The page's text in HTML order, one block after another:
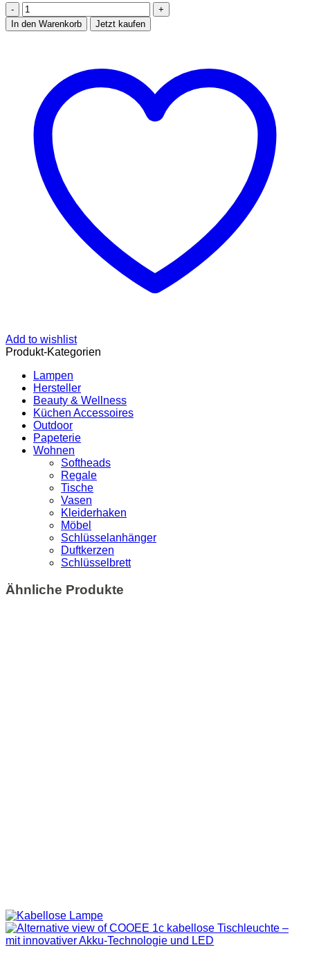
Hans
im
Glück
In den Warenkorb Jetzt kaufen
Add to wishlist
Produkt-Kategorien
Lampen
Hersteller
Beauty & Wellness
Küchen Accessoires
Outdoor
Papeterie
Wohnen
Softheads
Regale
Tische
Vasen
Kleiderhaken
Möbel
Schlüsselanhänger
Duftkerzen
Schlüsselbrett
Ähnliche Produkte